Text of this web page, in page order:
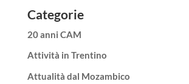
Categorie
20 anni CAM
Attività in Trentino
Attualità dal Mozambico